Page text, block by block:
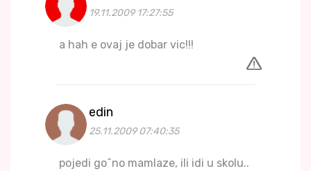
19.11.2009 17:27:55
a hah e ovaj je dobar vic!!!
edin
25.11.2009 07:40:35
pojedi go^no mamlaze, ili idi u skolu..